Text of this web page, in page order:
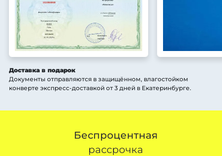
Доставка в подарок
Документы отправляются в защищённом, влагостойком
конверте экспресс-доставкой от 3 дней в Екатеринбурге.
Беспроцентная
рассрочка